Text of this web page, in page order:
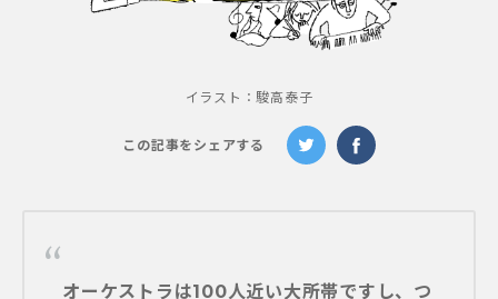
イラスト：駿高泰子
この記事をシェアする
オーケストラは100人近い大所帯ですし、つ